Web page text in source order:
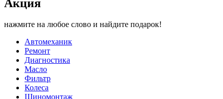
Акция
нажмите на любое слово и найдите подарок!
Автомеханик
Ремонт
Диагностика
Масло
Фильтр
Колеса
Шиномонтаж